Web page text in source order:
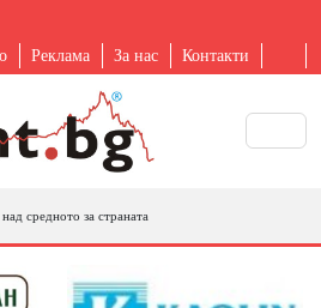
Реклама За нас Контакти
средното за страната